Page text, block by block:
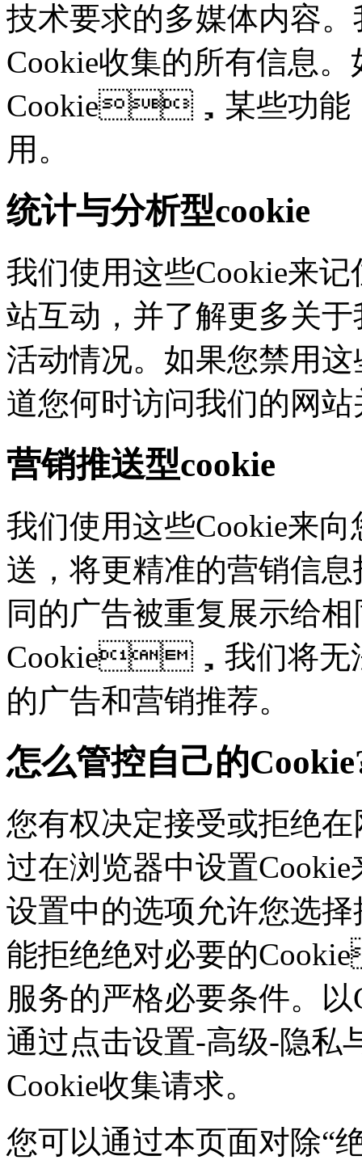
技术要求的多媒体内容
Cookie收集的所有信息
Cookie，某些功能
用。
统计与分析型cookie
我们使用这些Cookie来
站互动，并了解更多
活动情况。如果您禁用
道您何时访问我们的网
营销推送型cookie
我们使用这些Cookie来向
送，将更精准的营销信
同的广告被重复展示给
Cookie，我们将无
的广告和营销推荐。
怎么管控自己的
您有权决定接受或拒绝
过在浏览器中设置
设置中的选项允许您选
能拒绝绝对必要的
服务的严格必要条件。以
通过点击设置-高级-隐私
Cookie收集请求。
您可以通过本页面对除“